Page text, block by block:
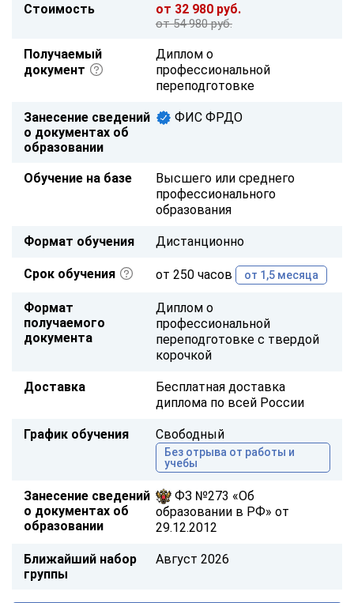
Стоимость от 32 980 руб.
от 54 980 руб.
Получаемый
документ
Диплом о
профессиональной
переподготовке
Занесение сведений
о документах об
образовании
ФИС ФРДО
Обучение на базе
Высшего или среднего
профессионального
образования
Формат обучения Дистанционно
Срок обучения от 250 часов от 1,5 месяца
Формат
получаемого
документа
Диплом о
профессиональной
переподготовке с твердой
корочкой
Доставка
Бесплатная доставка
диплома по всей России
График обучения Свободный
Без отрыва от работы и
учебы
Занесение сведений
о документах об
образовании
ФЗ №273 «Об
образовании в РФ» от
29.12.2012
Ближайший набор
группы
Август 2026